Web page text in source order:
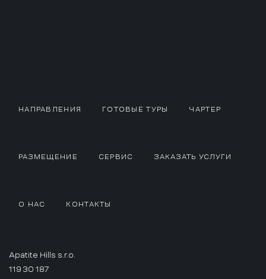
НАПРАВЛЕНИЯ ГОТОВЫЕ ТУРЫ ЧАРТЕР
РАЗМЕЩЕНИЕ СЕРВИС ЗАКАЗАТЬ УСЛУГИ
О НАС КОНТАКТЫ
Apatite Hills s.r.o.
119 30 187